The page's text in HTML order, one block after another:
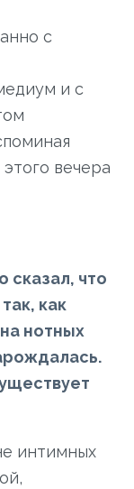
с
и с
вечера
сказал, что
как
нотных
интимных